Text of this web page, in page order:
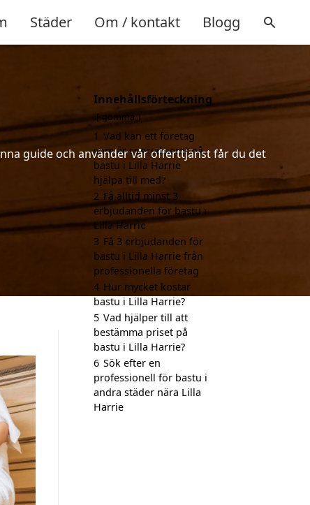
Städer Om / kontakt Blogg
guide och använder vår offerttjänst får du det
Innehållsförteckning
gömma
1 Vad kan ett företag
som är specialiserat på
bastu i Lilla Harrie
hjälpa till med?
2 Få alltid minst 3
erbjudanden för bastu i
Lilla Harrie
3 Få 3 erbjudanden för
bastu i Lilla Harrie från
professionella företag
4 Hur mycket kostar
bastu i Lilla Harrie?
5 Vad hjälper till att
bestämma priset på
bastu i Lilla Harrie?
6 Sök efter en
professionell för bastu i
andra städer nära Lilla
Harrie